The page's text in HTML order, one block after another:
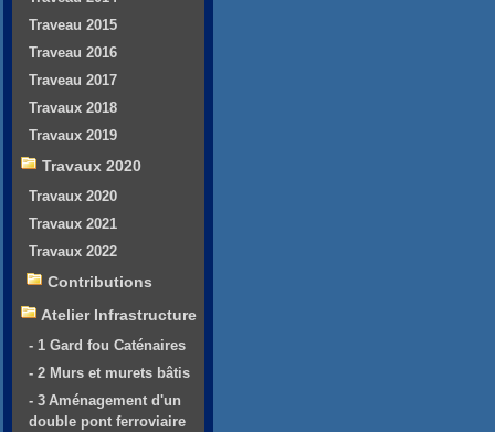
Traveau 2015
Traveau 2016
Traveau 2017
Travaux 2018
Travaux 2019
Travaux 2020
Travaux 2020
Travaux 2021
Travaux 2022
Contributions
Atelier Infrastructure
- 1 Gard fou Caténaires
- 2 Murs et murets bâtis
- 3 Aménagement d'un
double pont ferroviaire